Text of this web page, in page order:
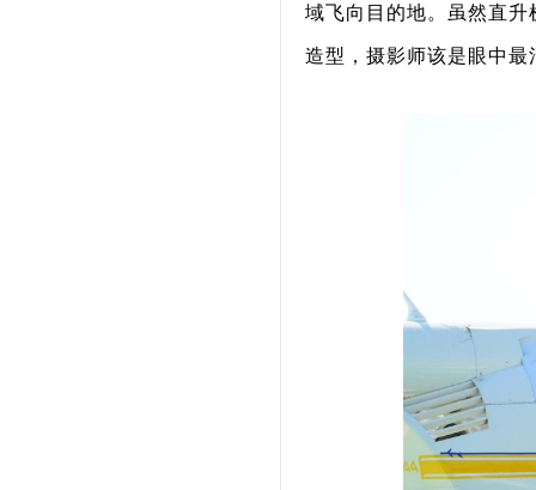
域飞向目的地。虽然直
造型，摄影师该是眼中最